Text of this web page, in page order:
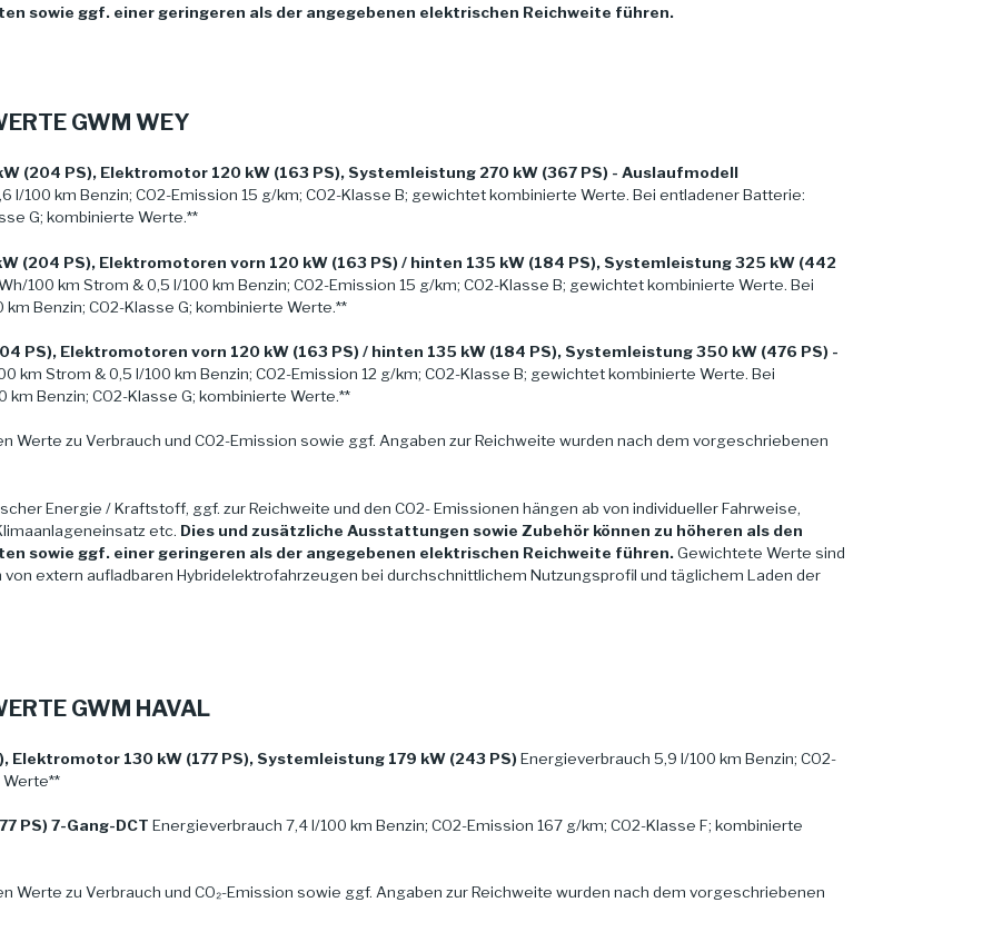
sowie ggf. einer geringeren als der angegebenen elektrischen Reichweite führen.
GWM WEY
(204 PS), Elektromotor 120 kW (163 PS), Systemleistung 270 kW (367 PS) - Auslaufmodell
l/100 km Benzin; CO2-Emission 15 g/km; CO2-Klasse B; gewichtet kombinierte Werte. Bei entladener Batterie:
G; kombinierte Werte.**
(204 PS), Elektromotoren vorn 120 kW (163 PS) / hinten 135 kW (184 PS), Systemleistung 325 kW (442
100 km Strom & 0,5 l/100 km Benzin; CO2-Emission 15 g/km; CO2-Klasse B; gewichtet kombinierte Werte. Bei
Benzin; CO2-Klasse G; kombinierte Werte.**
PS), Elektromotoren vorn 120 kW (163 PS) / hinten 135 kW (184 PS), Systemleistung 350 kW (476 PS) -
km Strom & 0,5 l/100 km Benzin; CO2-Emission 12 g/km; CO2-Klasse B; gewichtet kombinierte Werte. Bei
Benzin; CO2-Klasse G; kombinierte Werte.**
Werte zu Verbrauch und CO2-Emission sowie ggf. Angaben zur Reichweite wurden nach dem vorgeschriebenen
Energie / Kraftstoff, ggf. zur Reichweite und den CO2- Emissionen hängen ab von individueller Fahrweise,
etc. Dies und zusätzliche Ausstattungen sowie Zubehör können zu höheren als den
sowie ggf. einer geringeren als der angegebenen elektrischen Reichweite führen.Gewichtete Werte sind
extern aufladbaren Hybridelektrofahrzeugen bei durchschnittlichem Nutzungsprofil und täglichem Laden der
GWM HAVAL
Elektromotor 130 kW (177 PS), Systemleistung 179 kW (243 PS) Energieverbrauch 5,9 l/100 km Benzin; CO2-
Werte**
PS) 7-Gang-DCT Energieverbrauch 7,4 l/100 km Benzin; CO2-Emission 167 g/km; CO2-Klasse F; kombinierte
Werte zu Verbrauch und CO₂-Emission sowie ggf. Angaben zur Reichweite wurden nach dem vorgeschriebenen